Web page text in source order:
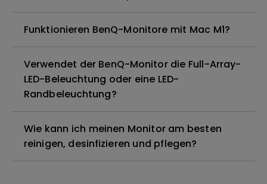
Funktionieren BenQ-Monitore mit Mac M1?
Verwendet der BenQ-Monitor die Full-Array-
LED-Beleuchtung oder eine LED-
Randbeleuchtung?
Wie kann ich meinen Monitor am besten
reinigen, desinfizieren und pflegen?